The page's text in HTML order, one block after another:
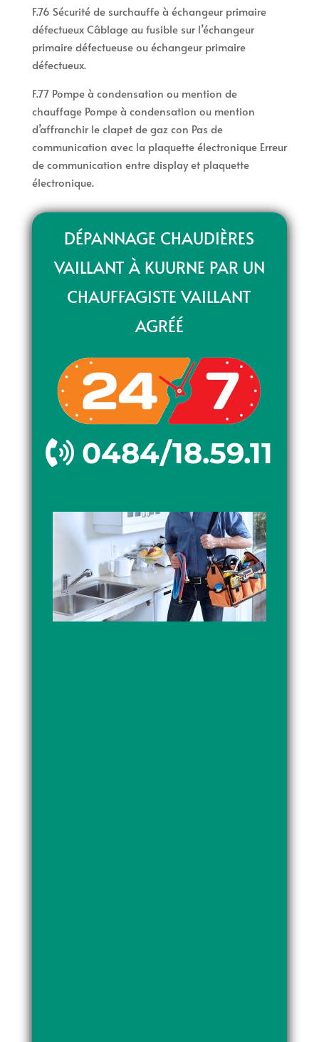
F.76 Sécurité de surchauffe à échangeur primaire
défectueux Câblage au fusible sur l’échangeur
primaire défectueuse ou échangeur primaire
défectueux.
F.77 Pompe à condensation ou mention de
chauffage Pompe à condensation ou mention
d’affranchir le clapet de gaz con Pas de
communication avec la plaquette électronique Erreur
de communication entre display et plaquette
électronique.
DÉPANNAGE CHAUDIÈRES
VAILLANT À KUURNE PAR UN
CHAUFFAGISTE VAILLANT
AGRÉÉ
0484/18.59.11